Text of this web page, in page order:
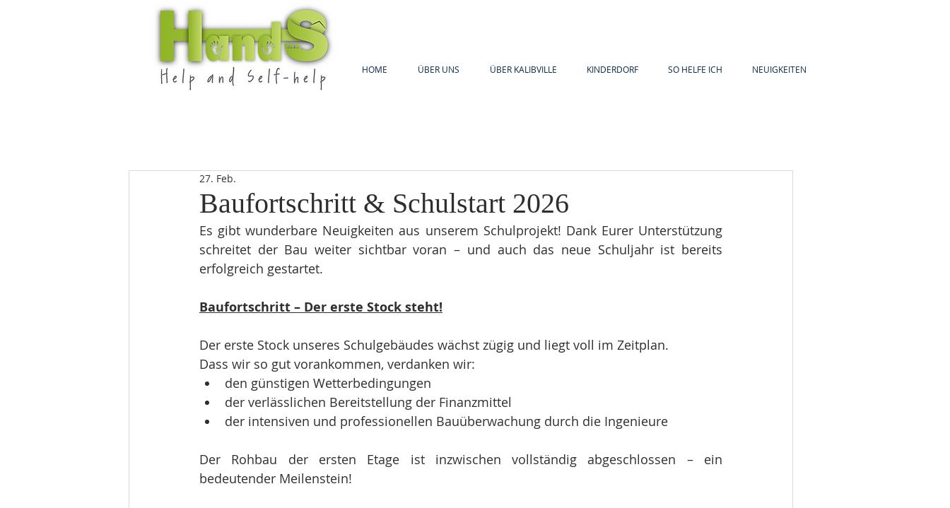
HOME ÜBER UNS ÜBER KALIBVILLE KINDERDORF SO HELFE ICH NEUIGKEITEN
Baufortschritt & Schulstart 2026
27. Feb.
Es gibt wunderbare Neuigkeiten aus unserem Schulprojekt! Dank Eurer Unterstützung
schreitet der Bau weiter sichtbar voran – und auch das neue Schuljahr ist bereits
erfolgreich gestartet.
Baufortschritt – Der erste Stock steht!
Der erste Stock unseres Schulgebäudes wächst zügig und liegt voll im Zeitplan.
Dass wir so gut vorankommen, verdanken wir:
den günstigen Wetterbedingungen
der verlässlichen Bereitstellung der Finanzmittel
der intensiven und professionellen Bauüberwachung durch die Ingenieure
Der Rohbau der ersten Etage ist inzwischen vollständig abgeschlossen – ein
bedeutender Meilenstein!